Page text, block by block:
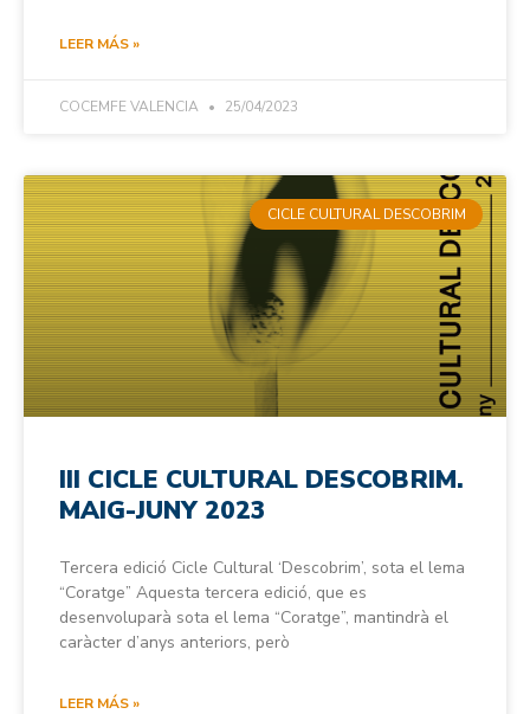
LEER MÁS »
COCEMFE VALENCIA 25/04/2023
CICLE CULTURAL DESCOBRIM
III CICLE CULTURAL DESCOBRIM.
MAIG-JUNY 2023
Tercera edició Cicle Cultural ‘Descobrim’, sota el lema
“Coratge” Aquesta tercera edició, que es
desenvoluparà sota el lema “Coratge”, mantindrà el
caràcter d’anys anteriors, però
LEER MÁS »